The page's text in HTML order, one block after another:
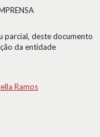
parcial, deste documento
da entidade
Ramos